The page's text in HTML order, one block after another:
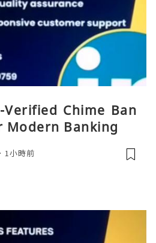
Verified Chime Ban
Modern Banking
1小時前